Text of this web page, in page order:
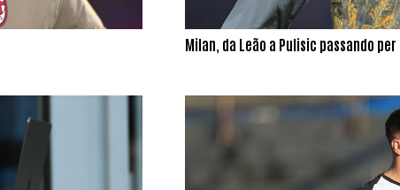
Milan, da Leão a Pulisic passando